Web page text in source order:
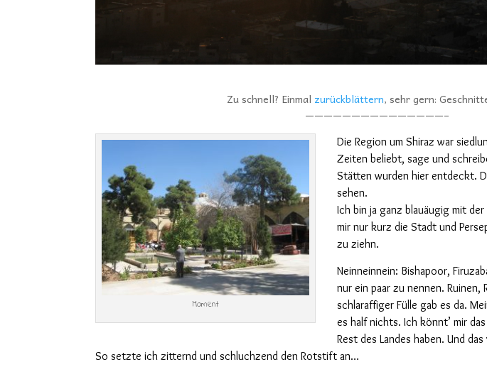
Zu schnell? Einmal zurückblättern, sehr gern:
———————————————–
Moment
Die Region um Shiraz war
Zeiten beliebt, sage und
Stätten wurden hier entdeckt.
sehen.
Ich bin ja ganz blauäugig mit
mirnur kurz die Stadt und
zu ziehn.
Neinneinnein: Bishapoor,
nur ein paar zu nennen. Ruinen,
schlaraffiger Fülle gab es da.
es half nichts. Ich könnt’ mir
Rest des Landes haben. Und
So setzte ich zitternd und schluchzend den Rotstift an…